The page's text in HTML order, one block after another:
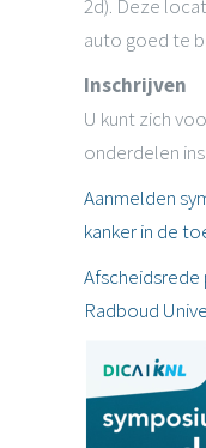
2d). Deze
auto goed te
Inschrijven
U kunt zich
onderdelen
Aanmelden
kanker in de
Afscheidsrede
Radboud